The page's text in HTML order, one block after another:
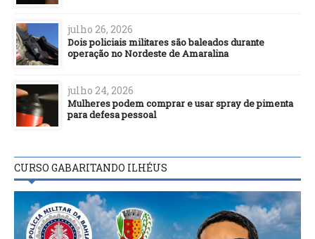
julho 26, 2026
Dois policiais militares são baleados durante
operação no Nordeste de Amaralina
julho 24, 2026
Mulheres podem comprar e usar spray de pimenta
para defesa pessoal
CURSO GABARITANDO ILHÉUS